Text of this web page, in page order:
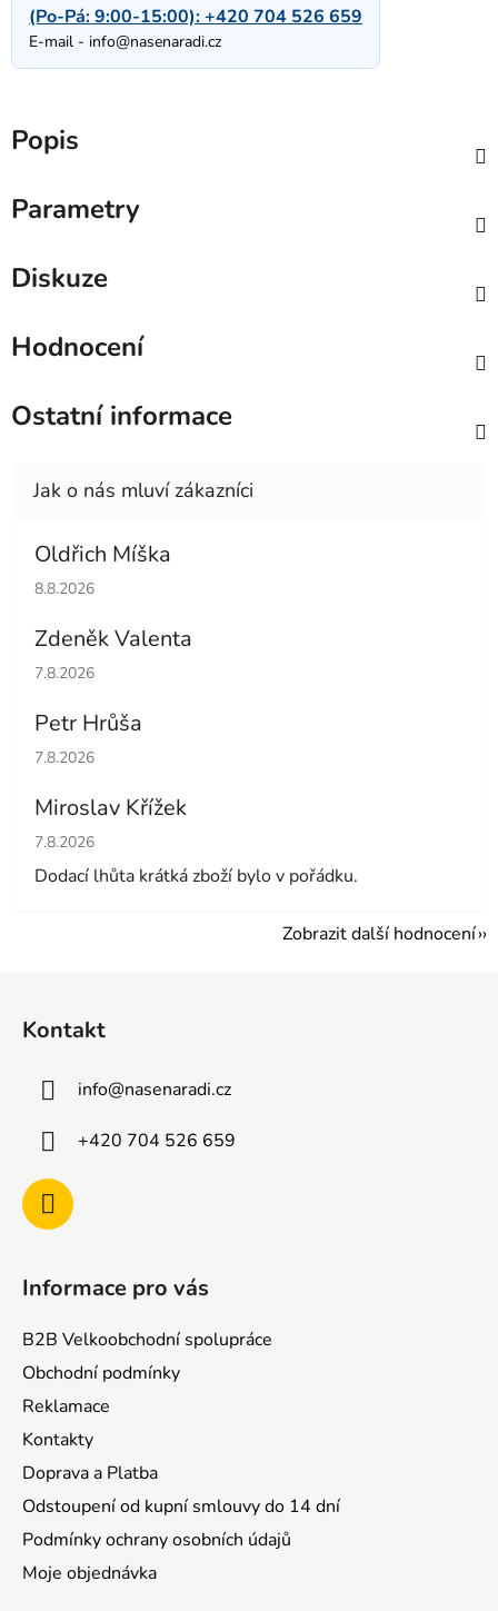
(Po-Pá: 9:00-15:00):+420 704 526 659
E-mail - info@nasenaradi.cz
Popis
Parametry
Diskuze
Hodnocení
Ostatní informace
Oldřich Míška
Hodnocení obchodu je 5 z 5 hvězdiček.
8.8.2026
Zdeněk Valenta
Hodnocení obchodu je 5 z 5 hvězdiček.
7.8.2026
Petr Hrůša
Hodnocení obchodu je 5 z 5 hvězdiček.
7.8.2026
Miroslav Křížek
Hodnocení obchodu je 5 z 5 hvězdiček.
7.8.2026
Dodací lhůta krátká zboží bylo v pořádku.
Zobrazit další hodnocení
Kontakt
info@nasenaradi.cz
+420 704 526 659
Informace pro vás
B2B Velkoobchodní spolupráce
Obchodní podmínky
Reklamace
Kontakty
Doprava a Platba
Odstoupení od kupní smlouvy do 14 dní
Podmínky ochrany osobních údajů
Moje objednávka